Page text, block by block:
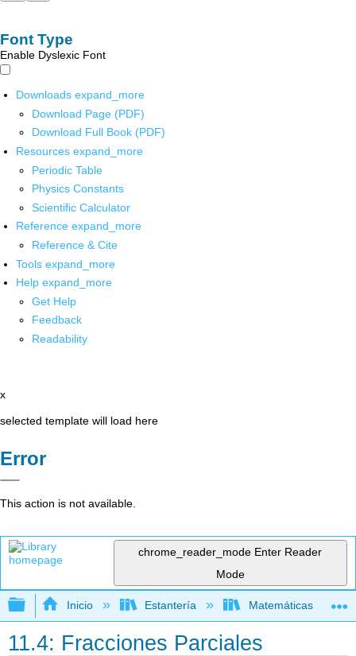
Font Type
Enable Dyslexic Font
Downloads expand_more
Download Page (PDF)
Download Full Book (PDF)
Resources expand_more
Periodic Table
Physics Constants
Scientific Calculator
Reference expand_more
Reference & Cite
Tools expand_more
Help expand_more
Get Help
Feedback
Readability
x
selected template will load here
Error
This action is not available.
chrome_reader_mode Enter Reader
Mode
Expandir/contraer jerarquía global
Inicio Estantería Matemáticas
11.4: Fracciones Parciales